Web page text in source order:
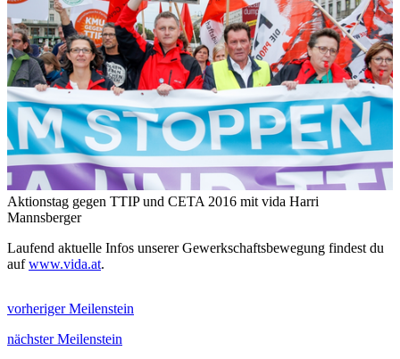
Aktionstag gegen TTIP und CETA 2016 mit vida Harri
Mannsberger
Laufend aktuelle Infos unserer Gewerkschaftsbewegung findest du
aufwww.vida.at.
vorheriger Meilenstein
nächster Meilenstein